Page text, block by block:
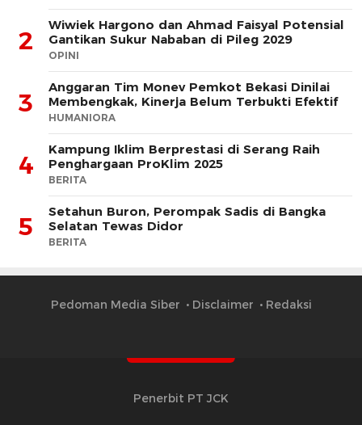
2
Wiwiek Hargono dan Ahmad Faisyal Potensial
Gantikan Sukur Nababan di Pileg 2029
OPINI
3
Anggaran Tim Monev Pemkot Bekasi Dinilai
Membengkak, Kinerja Belum Terbukti Efektif
HUMANIORA
4
Kampung Iklim Berprestasi di Serang Raih
Penghargaan ProKlim 2025
BERITA
5
Setahun Buron, Perompak Sadis di Bangka
Selatan Tewas Didor
BERITA
Pedoman Media Siber Disclaimer Redaksi
Penerbit PT JCK